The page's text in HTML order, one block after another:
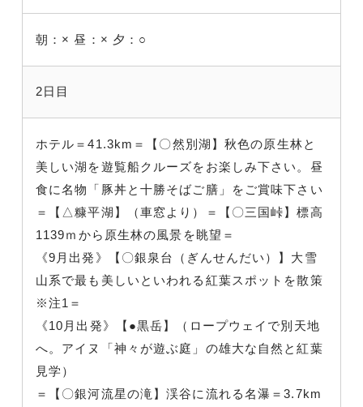
朝：× 昼：× 夕：○
2日目
ホテル＝41.3km＝【〇然別湖】秋色の原生林と
美しい湖を遊覧船クルーズをお楽しみ下さい。昼
食に名物「豚丼と十勝そばご膳」をご賞味下さい
＝【△糠平湖】（車窓より）＝【〇三国峠】標高
1139ｍから原生林の風景を眺望＝
《9月出発》【〇銀泉台（ぎんせんだい）】大雪
山系で最も美しいといわれる紅葉スポットを散策
※注1＝
《10月出発》【●黒岳】（ロープウェイで別天地
へ。アイヌ「神々が遊ぶ庭」の雄大な自然と紅葉
見学）
＝【〇銀河流星の滝】渓谷に流れる名瀑＝3.7km